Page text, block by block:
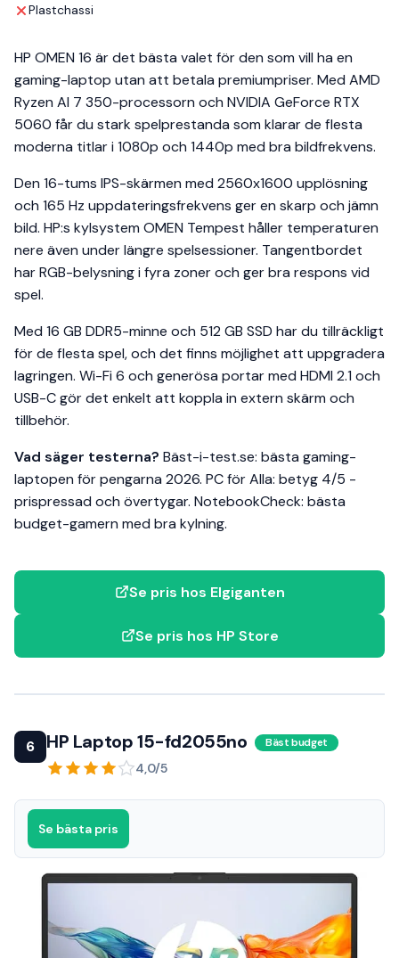
Plastchassi
HP OMEN 16 är det bästa valet för den som vill ha en
gaming-laptop utan att betala premiumpriser. Med AMD
Ryzen AI 7 350-processorn och NVIDIA GeForce RTX
5060 får du stark spelprestanda som klarar de flesta
moderna titlar i 1080p och 1440p med bra bildfrekvens.
Den 16-tums IPS-skärmen med 2560x1600 upplösning
och 165 Hz uppdateringsfrekvens ger en skarp och jämn
bild. HP:s kylsystem OMEN Tempest håller temperaturen
nere även under längre spelsessioner. Tangentbordet
har RGB-belysning i fyra zoner och ger bra respons vid
spel.
Med 16 GB DDR5-minne och 512 GB SSD har du tillräckligt
för de flesta spel, och det finns möjlighet att uppgradera
lagringen. Wi-Fi 6 och generösa portar med HDMI 2.1 och
USB-C gör det enkelt att koppla in extern skärm och
tillbehör.
Vad säger testerna? Bäst-i-test.se: bästa gaming-
laptopen för pengarna 2026. PC för Alla: betyg 4/5 -
prispressad och övertygar. NotebookCheck: bästa
budget-gamern med bra kylning.
Se pris hos Elgiganten
Se pris hos HP Store
6 HP Laptop 15-fd2055no Bäst budget
4,0/5
Se bästa pris